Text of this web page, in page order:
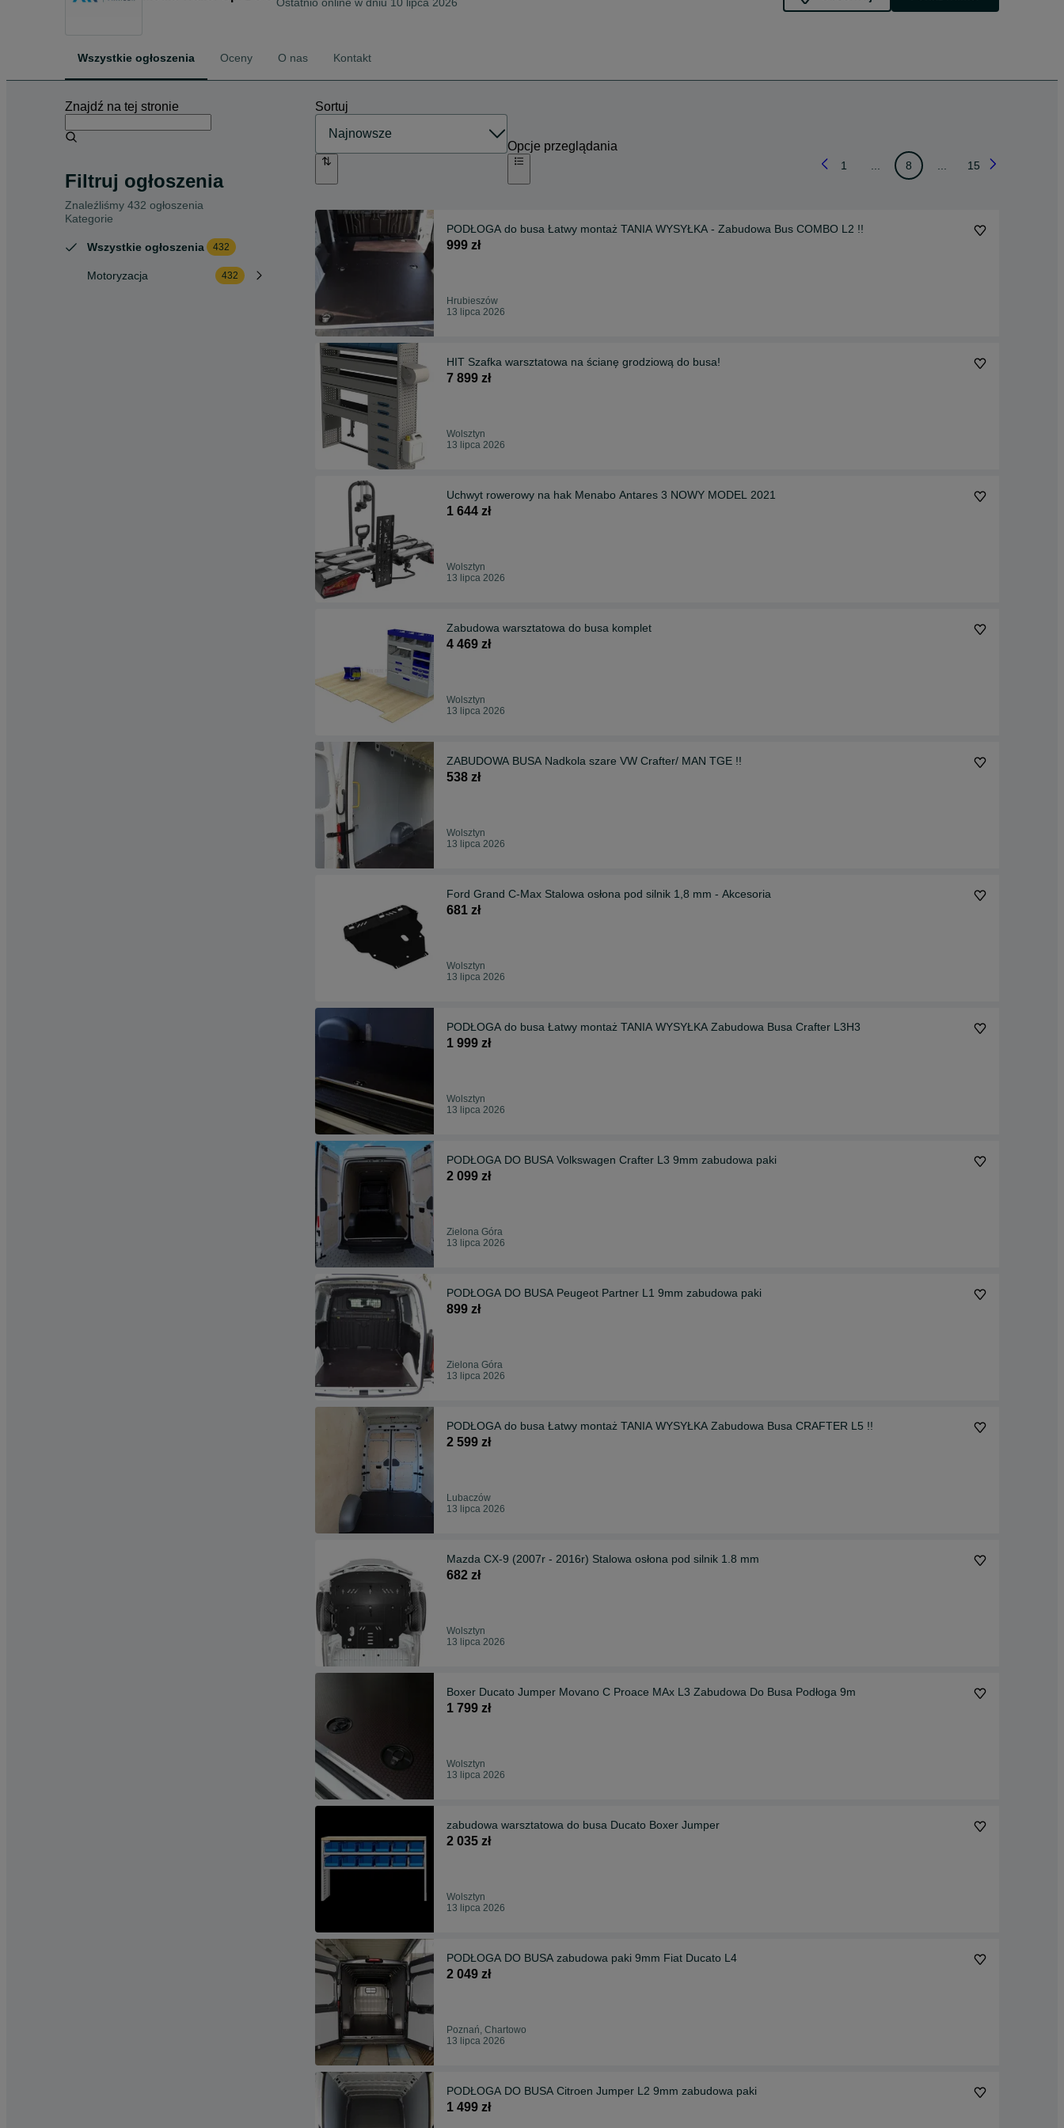
Wszystkie ogłoszenia Oceny O nas Kontakt
Znajdź na tej stronie
Filtruj ogłoszenia
Znaleźliśmy 432 ogłoszenia
Kategorie
Wszystkie ogłoszenia 432
Motoryzacja 432
Sortuj
Opcje przeglądania
1 8 15
PODŁOGA do busa Łatwy montaż TANIA WYSYŁKA - Zabudowa Bus COMBO L2 !!
999 zł
Hrubieszów
13 lipca 2026
HIT Szafka warsztatowa na ścianę grodziową do busa!
7 899 zł
Wolsztyn
13 lipca 2026
Uchwyt rowerowy na hak Menabo Antares 3 NOWY MODEL 2021
1 644 zł
Wolsztyn
13 lipca 2026
Zabudowa warsztatowa do busa komplet
4 469 zł
Wolsztyn
13 lipca 2026
ZABUDOWA BUSA Nadkola szare VW Crafter/ MAN TGE !!
538 zł
Wolsztyn
13 lipca 2026
Ford Grand C-Max Stalowa osłona pod silnik 1,8 mm - Akcesoria
681 zł
Wolsztyn
13 lipca 2026
PODŁOGA do busa Łatwy montaż TANIA WYSYŁKA Zabudowa Busa Crafter L3H3
1 999 zł
Wolsztyn
13 lipca 2026
PODŁOGA DO BUSA Volkswagen Crafter L3 9mm zabudowa paki
2 099 zł
Zielona Góra
13 lipca 2026
PODŁOGA DO BUSA Peugeot Partner L1 9mm zabudowa paki
899 zł
Zielona Góra
13 lipca 2026
PODŁOGA do busa Łatwy montaż TANIA WYSYŁKA Zabudowa Busa CRAFTER L5 !!
2 599 zł
Lubaczów
13 lipca 2026
Mazda CX-9 (2007r - 2016r) Stalowa osłona pod silnik 1.8 mm
682 zł
Wolsztyn
13 lipca 2026
Boxer Ducato Jumper Movano C Proace MAx L3 Zabudowa Do Busa Podłoga 9m
1 799 zł
Wolsztyn
13 lipca 2026
zabudowa warsztatowa do busa Ducato Boxer Jumper
2 035 zł
Wolsztyn
13 lipca 2026
PODŁOGA DO BUSA zabudowa paki 9mm Fiat Ducato L4
2 049 zł
Poznań, Chartowo
13 lipca 2026
PODŁOGA DO BUSA Citroen Jumper L2 9mm zabudowa paki
1 499 zł